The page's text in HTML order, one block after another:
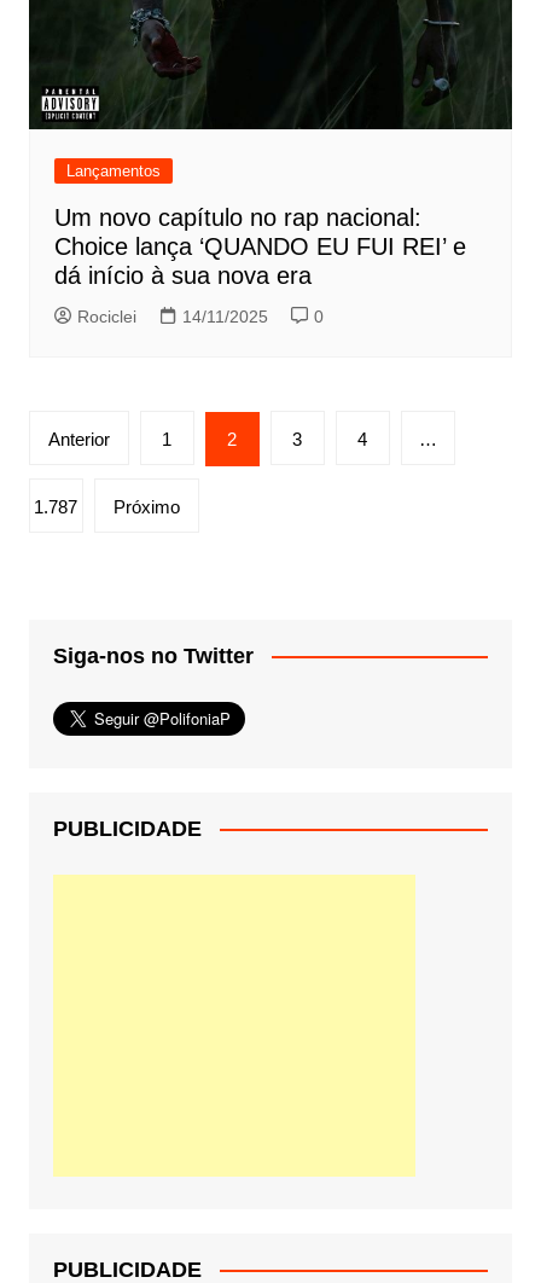
Lançamentos
Um novo capítulo no rap nacional:
Choice lança ‘QUANDO EU FUI REI’ e
dá início à sua nova era
Rociclei 14/11/2025 0
Paginação
posts
Anterior 1 2 3 4 …
1.787 Próximo
Siga-nos no Twitter
PUBLICIDADE
PUBLICIDADE